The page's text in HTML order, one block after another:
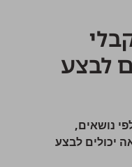
לבצע
נושאים,
יכולים לבצע